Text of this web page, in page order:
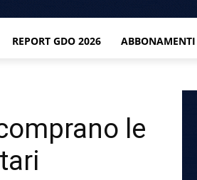
REPORT GDO 2026 ABBONAMENTI
le